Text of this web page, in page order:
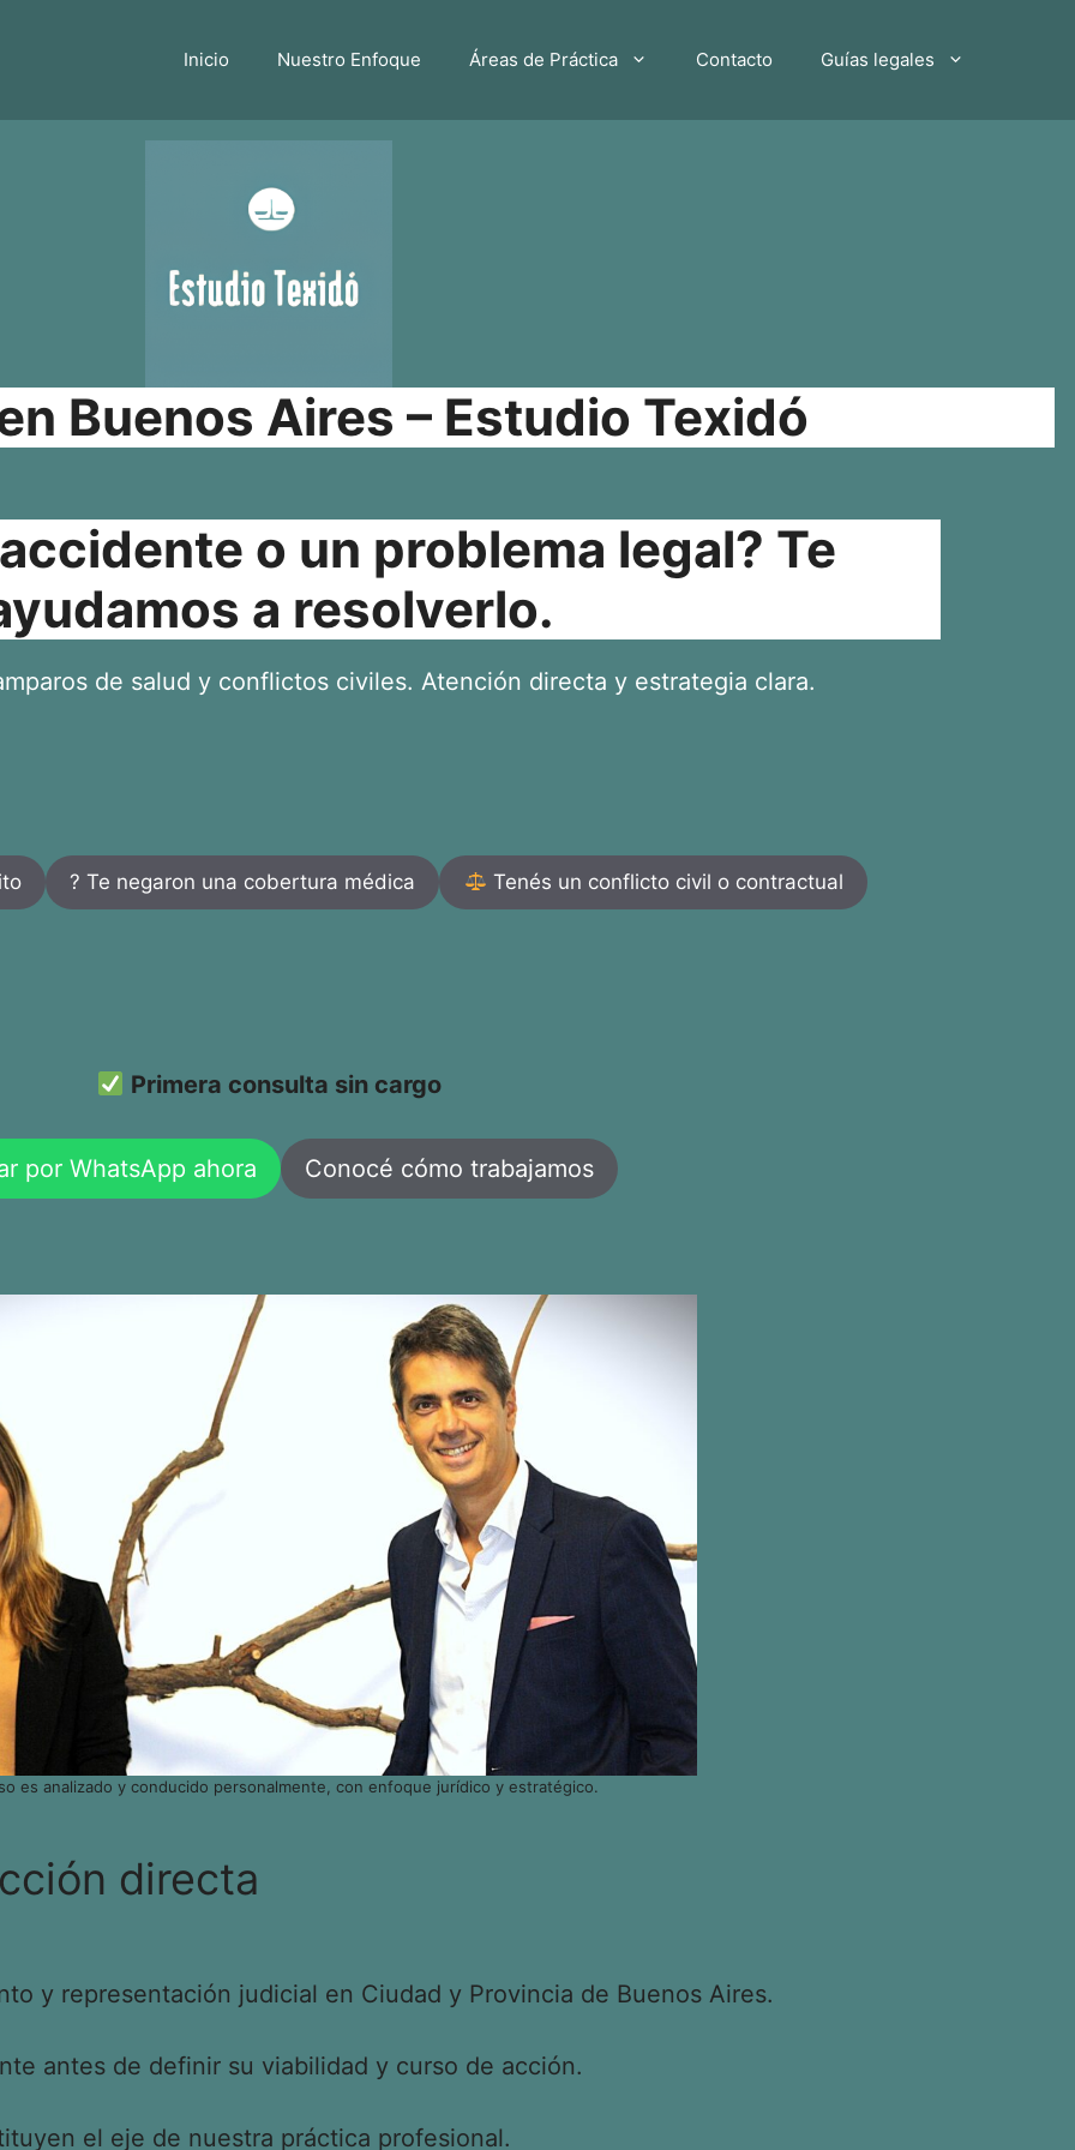
Inicio Nuestro Enfoque Áreas de Práctica Contacto Guías legales
Buenos Aires – Estudio Texidó
o un problema legal? Te
a resolverlo.
de salud y conflictos civiles. Atención directa y estrategia clara.
? Te negaron una cobertura médica Tenés un conflicto civil o contractual
Primera consulta sin cargo
por WhatsApp ahora Conocé cómo trabajamos
es analizado y conducido personalmente, con enfoque jurídico y estratégico.
directa
y representación judicial en Ciudad y Provincia de Buenos Aires.
antes de definir su viabilidad y curso de acción.
el eje de nuestra práctica profesional.